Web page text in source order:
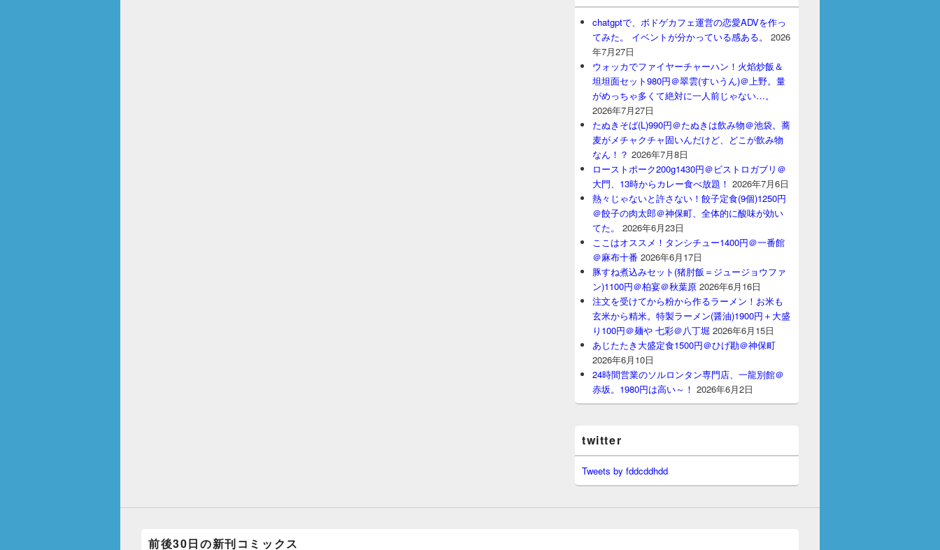
chatgptで、ボドゲカフェ運営の恋愛ADVを作っ
てみた。 イベントが分かっている感ある。
2026
年7月27日
ウォッカでファイヤーチャーハン！火焰炒飯＆
坦坦面セット980円＠翠雲(すいうん)＠上野。量
がめっちゃ多くて絶対に一人前じゃない…。
2026年7月27日
たぬきそば(L)990円＠たぬきは飲み物＠池袋。蕎
麦がメチャクチャ固いんだけど、どこが飲み物
なん！？ 2026年7月8日
ローストポーク200g1430円＠ビストロガブリ＠
大門、13時からカレー食べ放題！ 2026年7月6日
熱々じゃないと許さない！餃子定食(9個)1250円
＠餃子の肉太郎＠神保町、全体的に酸味が効い
てた。
2026年6月23日
ここはオススメ！タンシチュー1400円＠一番館
＠麻布十番 2026年6月17日
豚すね煮込みセット(猪肘飯＝ジュージョウファ
ン)1100円＠柏宴＠秋葉原 2026年6月16日
注文を受けてから粉から作るラーメン！お米も
玄米から精米。特製ラーメン(醤油)1900円＋大盛
り100円＠麺や 七彩＠八丁堀 2026年6月15日
あじたたき大盛定食1500円＠ひげ勘＠神保町
2026年6月10日
24時間営業のソルロンタン専門店、一龍別館＠
赤坂。1980円は高い～！ 2026年6月2日
twitter
Tweets by fddcddhdd
前後30日の新刊コミックス